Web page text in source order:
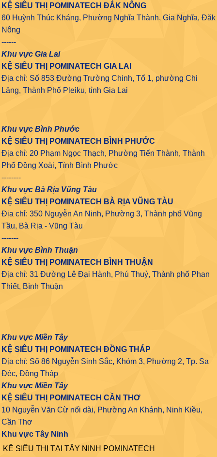
KỆ SIÊU THỊ POMINATECH ĐẮK NÔNG
60 Huỳnh Thúc Kháng, Phường Nghĩa Thành, Gia Nghĩa, Đăk
Nông
------
Khu vực Gia Lai
KỆ SIÊU THỊ POMINATECH GIA LAI
Địa chỉ: Số 853 Đường Trường Chinh, Tổ 1, phường Chi
Lăng, Thành Phố Pleiku, tỉnh Gia Lai
Khu vực Bình Phước
KỆ SIÊU THỊ POMINATECH BÌNH PHƯỚC
Địa chỉ: 20 Phạm Ngọc Thạch, Phường Tiến Thành, Thành
Phố Đồng Xoài, Tỉnh Bình Phước
--------
Khu vực Bà Rịa Vũng Tàu
KỆ SIÊU THỊ POMINATECH BÀ RỊA VŨNG TÀU
Địa chỉ: 350 Nguyễn An Ninh, Phường 3, Thành phố Vũng
Tầu, Bà Rịa - Vũng Tàu
-------
Khu vực Bình Thuận
KỆ SIÊU THỊ POMINATECH BÌNH THUẬN
Địa chỉ: 31 Đường Lê Đại Hành, Phú Thuỷ, Thành phố Phan
Thiết, Bình Thuận
Khu vực Miền Tây
KỆ SIÊU THỊ POMINATECH ĐỒNG THÁP
Địa chỉ: Số 86 Nguyễn Sinh Sắc, Khóm 3, Phường 2, Tp. Sa
Đéc, Đồng Tháp
Khu vực Miền Tây
KỆ SIÊU THỊ POMINATECH CẦN THƠ
10 Nguyễn Văn Cừ nối dài, Phường An Khánh, Ninh Kiều,
Cần Thơ
Khu vực Tây Ninh
KỆ SIÊU THỊ TẠI TÂY NINH POMINATECH